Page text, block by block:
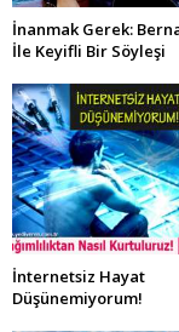
İnanmak Gerek:
İle Keyifli Bir Söyleşi
İnternetsiz Hayat
Düşünemiyorum!